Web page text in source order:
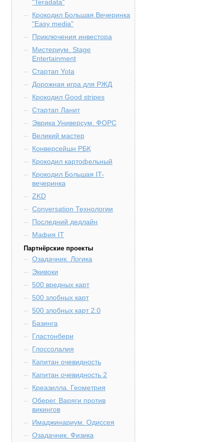
"Teradata"
Крокодил Большая Вечеринка
"Easy media"
Приключения инвестора
Мистериум. Stage
Entertainment
Стартап Yota
Дорожная игра для РЖД
Крокодил Good stripes
Стартап Ланит
Эврика Универсум. ФОРС
Великий мастер
Конверсейшн РБК
Крокодил картофельный
Крокодил Большая IT-
вечеринка
ZKD
Conversation Технологии
Последний дедлайн
Мафия IT
Партнёрские проекты
Озадачник. Логика
Экивоки
500 вредных карт
500 злобных карт
500 злобных карт 2.0
Базинга
Гластонбери
Глоссолалия
Капитан очевидность
Капитан очевидность 2
Креазилла. Геометрия
Оберег. Варяги против
викингов
Имаджинариум. Одиссея
Озадачник. Физика